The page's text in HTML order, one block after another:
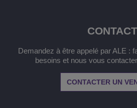
CONTACT
Demandez à être appelé par ALE :
besoins et nous vous
CONTACTER UN